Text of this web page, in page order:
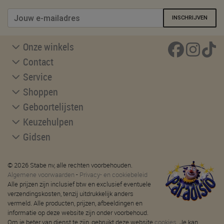
INSCHRIJVEN
Onze winkels
Contact
Service
Shoppen
Geboortelijsten
Keuzehulpen
Gidsen
© 2026 Stabe nv, alle rechten voorbehouden.
Algemene voorwaarden - Privacy- en cookiebeleid
Alle prijzen zijn inclusief btw en exclusief eventuele
verzendingskosten, tenzij uitdrukkelijk anders
vermeld. Alle producten, prijzen, afbeeldingen en
informatie op deze website zijn onder voorbehoud.
Om je beter van dienst te zijn, gebruikt deze website cookies . Je kan